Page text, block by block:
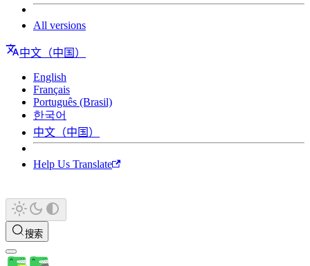
All versions
中文（中国）
English
Français
Português (Brasil)
한국어
中文（中国）
Help Us Translate
搜索